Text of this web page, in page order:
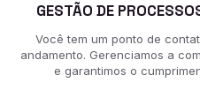
GESTÃO DE
Você tem um ponto de
andamento. Gerenciamos a
e garantimos o